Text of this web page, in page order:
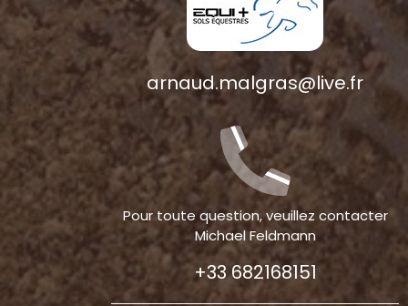
arnaud.malgras@live.fr
Pour toute question, veuillez contacter
Michael Feldmann
+33 682168151